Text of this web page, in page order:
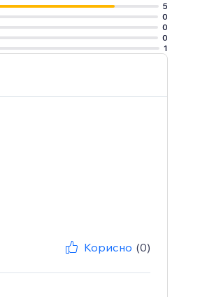
5
0
0
0
1
Корисно (0)